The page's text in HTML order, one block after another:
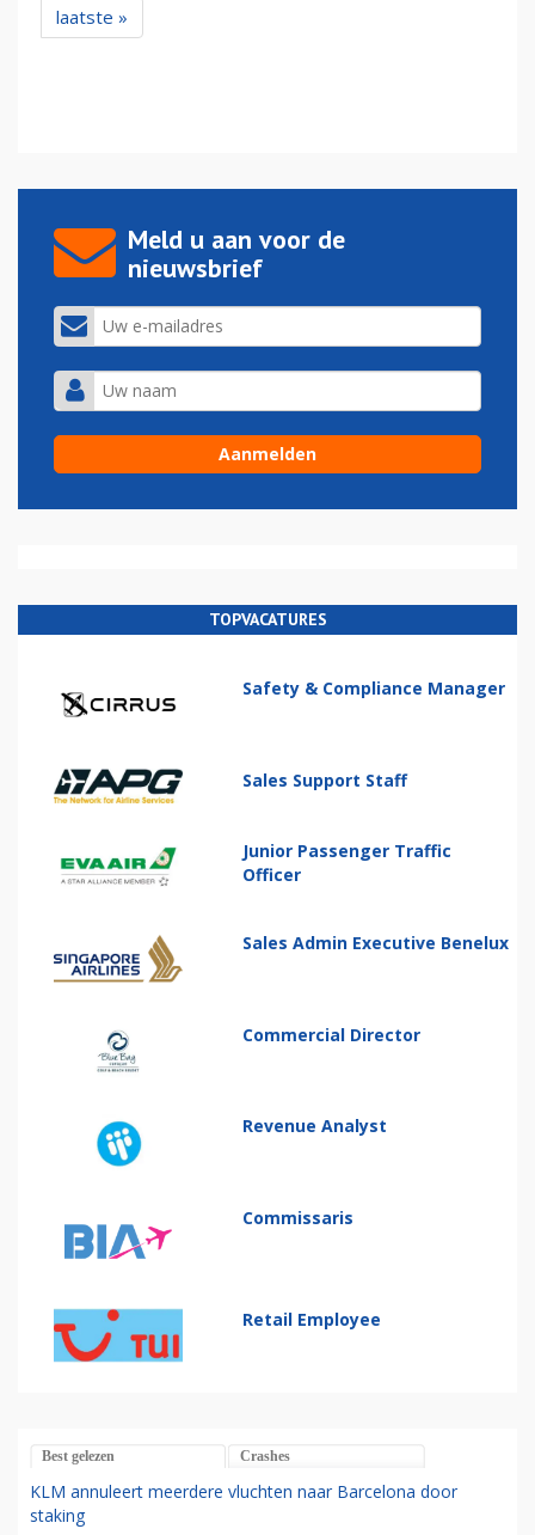
laatste »
Meld u aan voor de
nieuwsbrief
TOPVACATURES
Safety & Compliance Manager
Sales Support Staff
Junior Passenger Traffic
Officer
Sales Admin Executive Benelux
Commercial Director
Revenue Analyst
Commissaris
Retail Employee
Best gelezen Crashes
KLM annuleert meerdere vluchten naar Barcelona door
staking